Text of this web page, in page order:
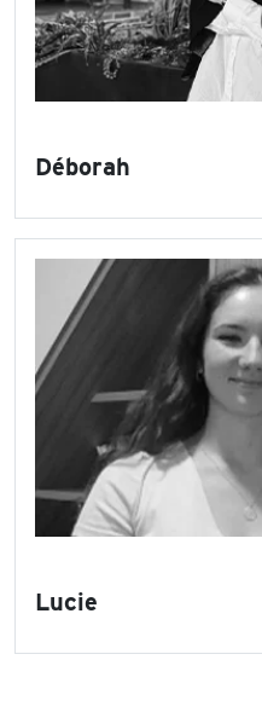
Déborah
Lucie